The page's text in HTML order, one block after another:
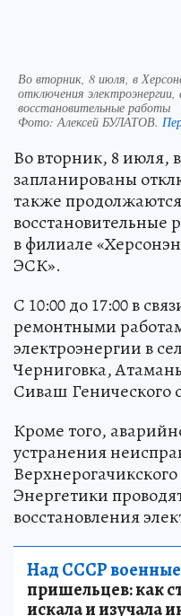
Во вторник, 8 июля, в
отключения
восстановительные работы
Фото: Алексей БУЛАТОВ.
Во вторник, 8 июля,
запланированы
также
восстановительные
в филиале
ЭСК».
С 10:00 до 17:00 в
ремонтными
электроэнергии в
Черниговка,
Сиваш Генического
Кроме того,
устранения
Энергетики
восстановления
Над СССР военные
пришельцев: как
искала и изучала